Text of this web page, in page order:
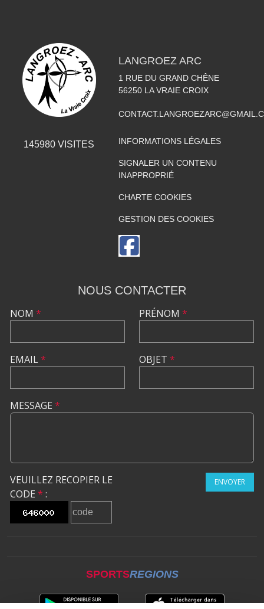
145980 VISITES
LANGROEZ ARC
1 RUE DU GRAND CHÊNE
56250 LA VRAIE CROIX
INFORMATIONS LÉGALES
SIGNALER UN CONTENU
INAPPROPRIÉ
CHARTE COOKIES
GESTION DES COOKIES
NOUS CONTACTER
NOM *
EMAIL*
PRÉNOM *
OBJET *
MESSAGE *
VEUILLEZ RECOPIER LE
CODE * :
ENVOYER
SPORTSREGIONS